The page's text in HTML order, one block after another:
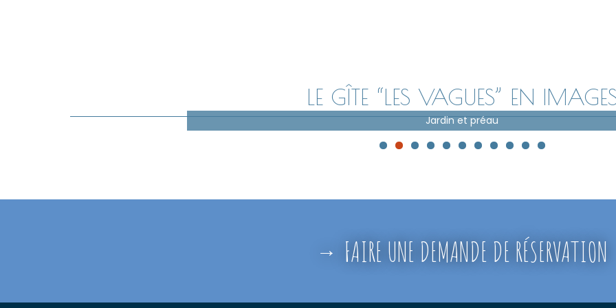
LE GÎTE “LES VAGUES” EN
Jardin et préau
FAIRE UNE DEMANDE DE RÉSERVATION